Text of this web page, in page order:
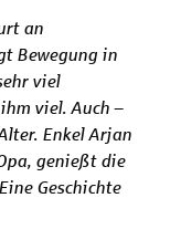
an
Bewegung in
viel
viel. Auch –
Enkel Arjan
genießt die
Geschichte